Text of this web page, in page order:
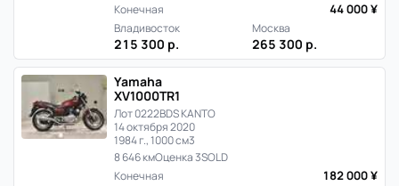
Японии
Конечная
44 000 ¥
Владивосток
215 300 р.
Москва
265 300 р.
Yamaha
XV1000TR1
Лот 0222BDS KANTO
14 октября 2020
1984 г., 1000 см3
8 646 кмОценка 3SOLD
Конечная
182 000 ¥